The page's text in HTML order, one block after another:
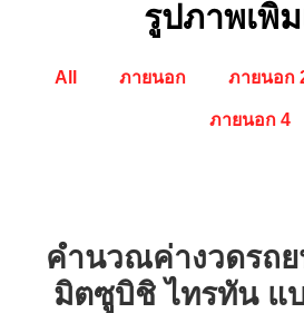
รูปภาพเพิ่
All ภายนอก ภายนอก
ภายนอก 4
คำนวณค่างวดรถ
มิตซูบิชิ ไทรทัน แ